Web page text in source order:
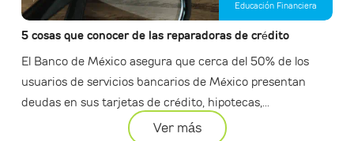
Educación Financiera
5 cosas que conocer de las reparadoras de crédito
El Banco de México asegura que cerca del 50% de los
usuarios de servicios bancarios de México presentan
deudas en sus tarjetas de crédito, hipotecas,...
Ver más